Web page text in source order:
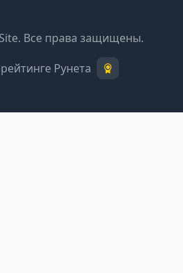
Все права защищены.
Рунета